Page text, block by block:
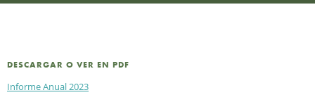
DESCARGAR O VER EN PDF
Informe Anual 2023